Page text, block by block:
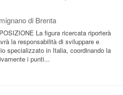
di Brenta
La figura ricercata riporterà
la responsabilità di sviluppare e
specializzato in Italia, coordinando la
i punti...